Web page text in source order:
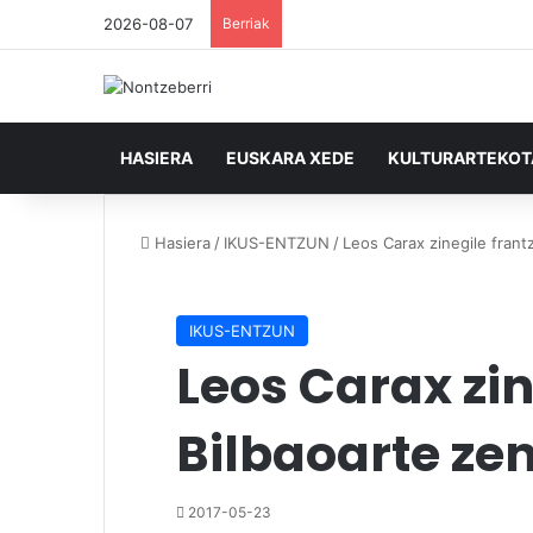
2026-08-07 Berriak
HASIERA EUSKARA XEDE
Hasiera / IKUS-ENTZUN / Leos Carax zinegile
IKUS-ENTZUN
Leos Carax
Bilbaoarte
2017-05-23